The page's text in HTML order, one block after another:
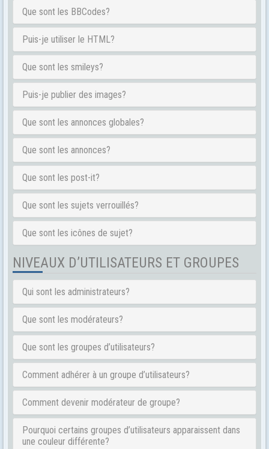
Que sont les BBCodes?
Puis-je utiliser le HTML?
Que sont les smileys?
Puis-je publier des images?
Que sont les annonces globales?
Que sont les annonces?
Que sont les post-it?
Que sont les sujets verrouillés?
Que sont les icônes de sujet?
NIVEAUX D’UTILISATEURS ET GROUPES
Qui sont les administrateurs?
Que sont les modérateurs?
Que sont les groupes d’utilisateurs?
Comment adhérer à un groupe d’utilisateurs?
Comment devenir modérateur de groupe?
Pourquoi certains groupes d’utilisateurs apparaissent dans
une couleur différente?